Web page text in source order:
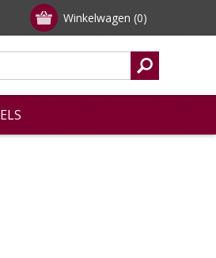
Winkelwagen (0)